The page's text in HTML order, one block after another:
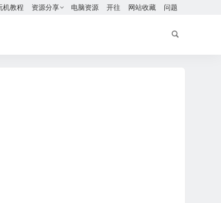
机教程 资源分享 电脑资源 开往 网站收藏 问题